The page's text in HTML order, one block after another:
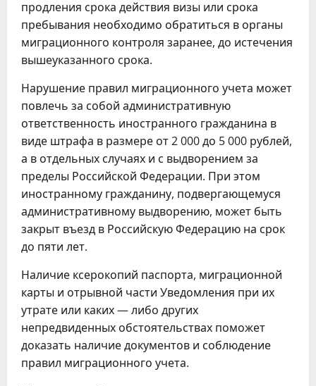
продления срока действия визы или срока
пребывания необходимо обратиться в органы
миграционного контроля заранее, до истечения
вышеуказанного срока.
Нарушение правил миграционного учета может
повлечь за собой административную
ответственность иностранного гражданина в
виде штрафа в размере от 2 000 до 5 000 рублей,
а в отдельных случаях и с выдворением за
пределы Российской Федерации. При этом
иностранному гражданину, подвергающемуся
административному выдворению, может быть
закрыт въезд в Российскую Федерацию на срок
до пяти лет.
Наличие ксерокопий паспорта, миграционной
карты и отрывной части Уведомления при их
утрате или каких — либо других
непредвиденных обстоятельствах поможет
доказать наличие документов и соблюдение
правил миграционного учета.